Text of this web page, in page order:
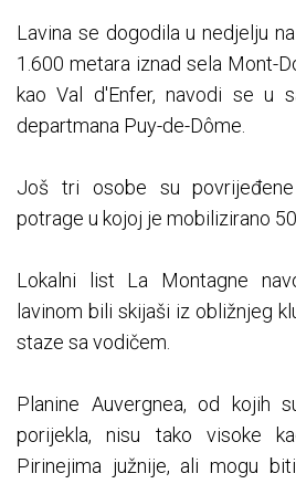
Lavina se dogodila u nedjelju
1.600 metara iznad sela Mont-
kao Val d'Enfer, navodi se u
departmana Puy-de-Dôme.
Još tri osobe su
potrage u kojoj je mobilizirano
Lokalni list La Montagne
lavinom bili skijaši iz obližnjeg
staze sa vodičem.
Planine Auvergnea, od kojih
porijekla, nisu tako visoke
Pirinejima južnije, ali mogu